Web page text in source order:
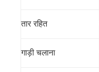
तार रहित
गाड़ी चलाना